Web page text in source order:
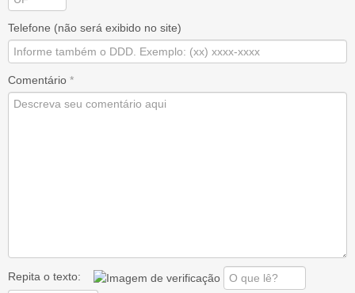
Telefone (não será exibido no site)
Comentário *
Repita o texto: